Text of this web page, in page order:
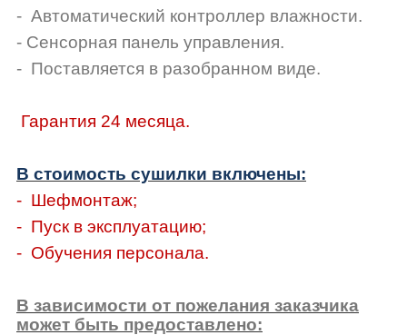
- Автоматический контроллер влажности.
- Сенсорная панель управления.
- Поставляется в разобранном виде.
Гарантия 24 месяца.
В стоимость сушилки включены:
- Шефмонтаж;
- Пуск в эксплуатацию;
- Обучения персонала.
В зависимости от пожелания заказчика
может быть предоставлено: